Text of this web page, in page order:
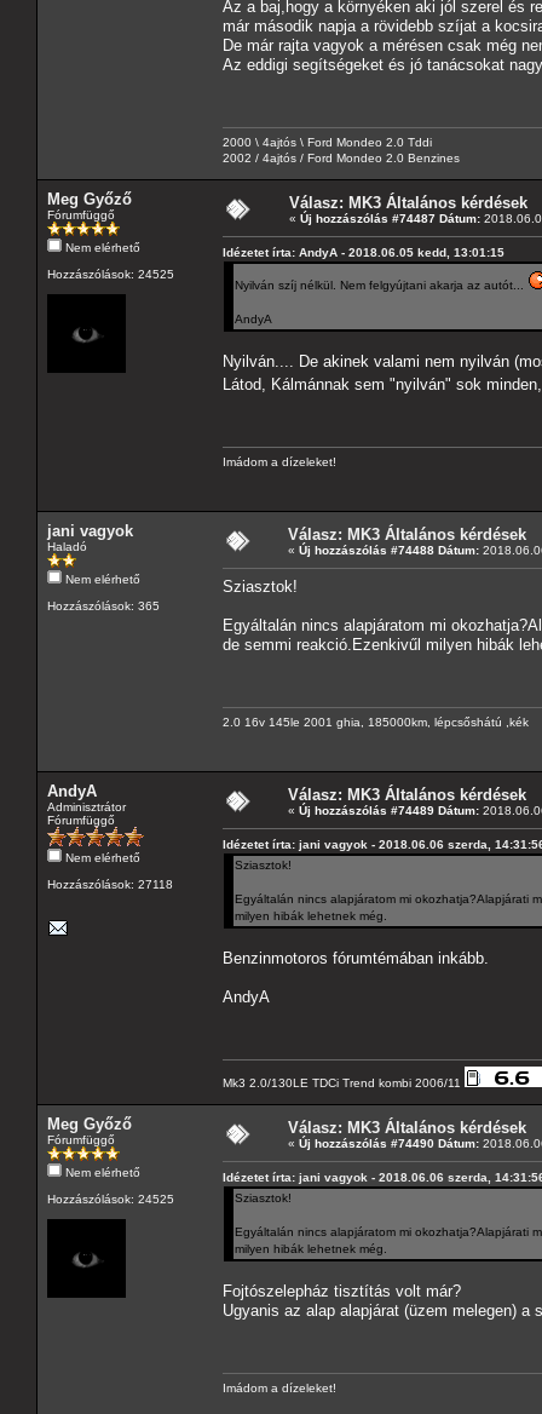
Az a baj,hogy a környéken aki jól szerel és
már második napja a rövidebb szíjat a
De már rajta vagyok a mérésen csak még
Az eddigi segítségeket és jó tanácsokat
2000 \ 4ajtós \ Ford Mondeo 2.0 Tddi
2002 / 4ajtós / Ford Mondeo 2.0 Benzines
Meg Győző
Fórumfüggő
Nem elérhető
Hozzászólások: 24525
Válasz: MK3 Általános kérdések
« Új hozzászólás #74487 Dátum:
Idézetet írta: AndyA - 2018.06.05 kedd, 13:01:15
Nyilván szíj nélkül. Nem felgyújtani akarja az autót...
AndyA
Nyilván.... De akinek valami nem nyilván
Látod, Kálmánnak sem "nyilván" sok
Imádom a dízeleket!
jani vagyok
Haladó
Nem elérhető
Hozzászólások: 365
Válasz: MK3 Általános kérdések
« Új hozzászólás #74488 Dátum:
Sziasztok!
Egyáltalán nincs alapjáratom mi
de semmi reakció.Ezenkivűl milyen hibák
2.0 16v 145le 2001 ghia, 185000km, lépcsőshátú ,kék
AndyA
Adminisztrátor
Fórumfüggő
Nem elérhető
Hozzászólások: 27118
Válasz: MK3 Általános kérdések
« Új hozzászólás #74489 Dátum:
Idézetet írta: jani vagyok - 2018.06.06 szerda,
Sziasztok!
Egyáltalán nincs alapjáratom mi okozhatja?Alapjárati
milyen hibák lehetnek még.
Benzinmotoros fórumtémában inkább.
AndyA
Mk3 2.0/130LE TDCi Trend kombi 2006/11
Meg Győző
Fórumfüggő
Nem elérhető
Hozzászólások: 24525
Válasz: MK3 Általános kérdések
« Új hozzászólás #74490 Dátum:
Idézetet írta: jani vagyok - 2018.06.06 szerda,
Sziasztok!
Egyáltalán nincs alapjáratom mi okozhatja?Alapjárati
milyen hibák lehetnek még.
Fojtószelepház tisztítás volt már?
Ugyanis az alap alapjárat (üzem melegen)
Imádom a dízeleket!